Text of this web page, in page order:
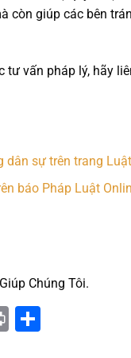
còn giúp các bên
tư vấn pháp lý, hãy
sự trên trang
báo Pháp Luật
Chúng Tôi.
Print